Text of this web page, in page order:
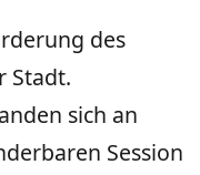
des
Stadt.
sich an
Session